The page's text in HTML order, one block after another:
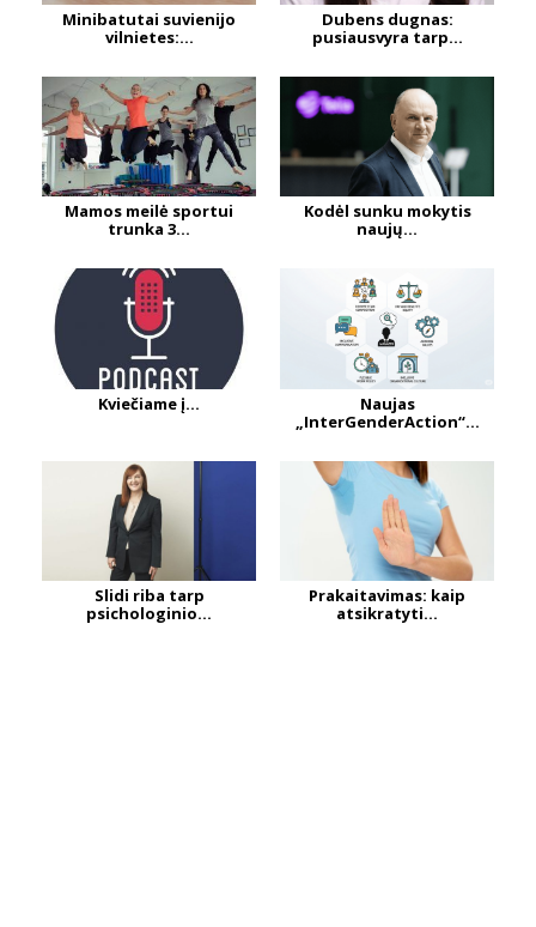
Minibatutai suvienijo
vilnietes:...
Dubens dugnas:
pusiausvyra tarp...
Mamos meilė sportui
trunka 3...
Kodėl sunku mokytis
naujų...
Kviečiame į...
Naujas
„InterGenderAction“...
Slidi riba tarp
psichologinio...
Prakaitavimas: kaip
atsikratyti...